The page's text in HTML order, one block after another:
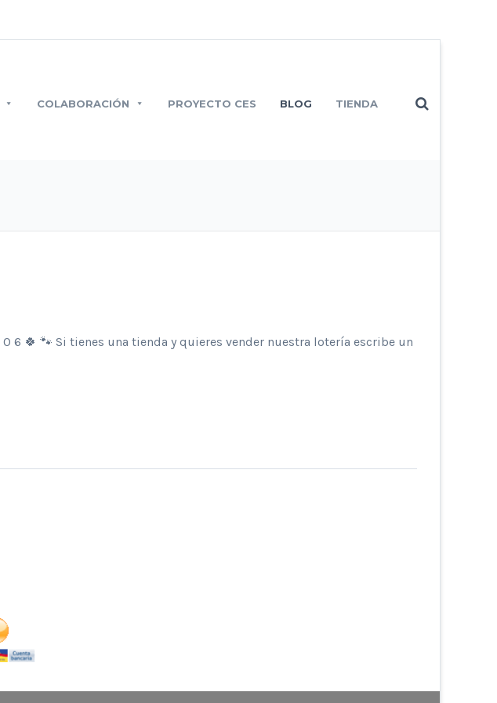
COLABORACIÓN PROYECTO CES BLOG TIENDA
6 🍀 🐾 Si tienes una tienda y quieres vender nuestra lotería escribe un